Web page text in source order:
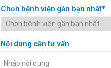
Chọn bệnh viện gần bạn nhất*
Nội dung cần tư vấn